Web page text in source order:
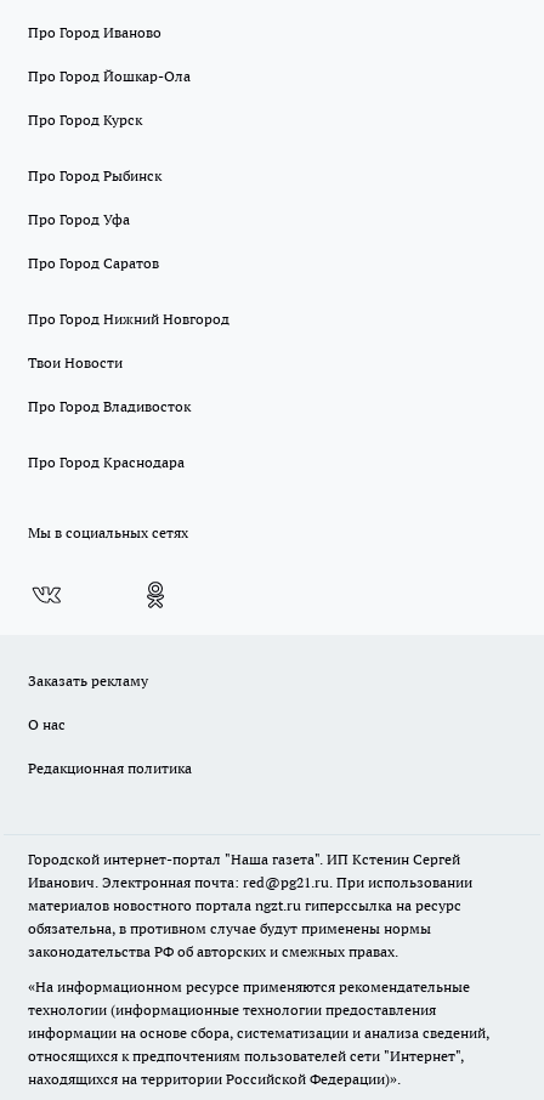
Про Город Иваново
Про Город Йошкар-Ола
Про Город Курск
Про Город Рыбинск
Про Город Уфа
Про Город Саратов
Про Город Нижний Новгород
Твои Новости
Про Город Владивосток
Про Город Краснодара
Мы в социальных сетях
Заказать рекламу
О нас
Редакционная политика
Городской интернет-портал "Наша газета". ИП Кстенин Сергей
Иванович. Электронная почта: red@pg21.ru. При использовании
материалов новостного портала ngzt.ru гиперссылка на ресурс
обязательна, в противном случае будут применены нормы
законодательства РФ об авторских и смежных правах.
«На информационном ресурсе применяются рекомендательные
технологии (информационные технологии предоставления
информации на основе сбора, систематизации и анализа сведений,
относящихся к предпочтениям пользователей сети "Интернет",
находящихся на территории Российской Федерации)».